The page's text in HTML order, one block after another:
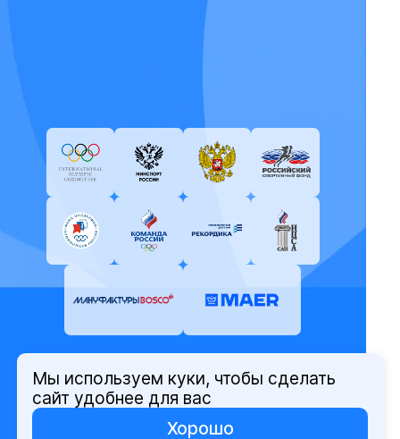
© Олимпийский комитет России,
2026
Политика защиты персональных
Мы используем куки, чтобы сделать
сайт удобнее для вас
Хорошо